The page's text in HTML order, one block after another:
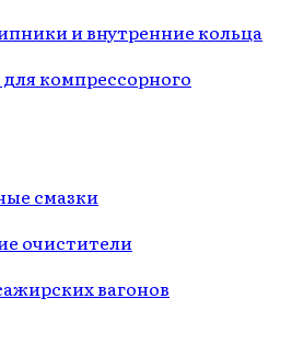
и внутренние кольца
компрессорного
смазки
очистители
вагонов